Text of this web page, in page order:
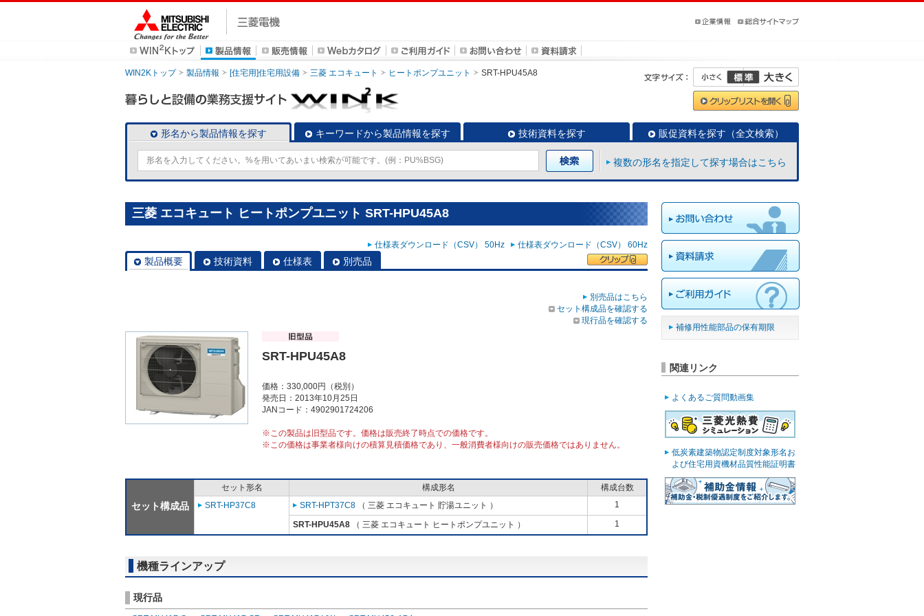
WIN2Kトップ 製品情報 [住宅用]住宅用設備 三菱 エコキュート ヒートポンプユニット SRT-HPU45A8
形名から製品情報を探す キーワードから製品情報を探す 技術資料を探す 販促資料を探す（全文検索）
複数の形名を指定して探す場合はこちら
三菱 エコキュート ヒートポンプユニット SRT-HPU45A8
仕様表ダウンロード（CSV） 50Hz 仕様表ダウンロード（CSV） 60Hz
製品概要 技術資料 仕様表 別売品
別売品はこちら
セット構成品を確認する
現行品を確認する
SRT-HPU45A8
価格：330,000円（税別）
発売日：2013年10月25日
JANコード：4902901724206
※この製品は旧型品です。価格は販売終了時点での価格です。
※この価格は事業者様向けの積算見積価格であり、一般消費者様向けの販売価格ではありません。
セット構成品
セット形名 構成形名
構成台数
SRT-HP37C8
SRT-HPT37C8 （ 三菱 エコキュート 貯湯ユニット ） 1
SRT-HPU45A8 （ 三菱 エコキュート ヒートポンプユニット ） 1
機種ラインアップ
現行品
補修用性能部品の保有期限
関連リンク
よくあるご質問動画集
低炭素建築物認定制度対象形名お
よび住宅用資機材品質性能証明書